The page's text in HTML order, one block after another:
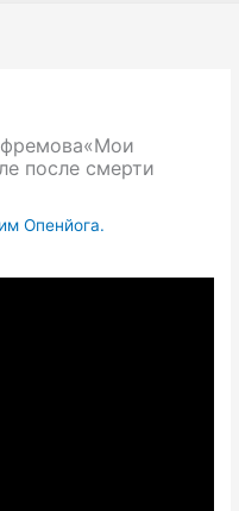
после смерти
Опенйога.